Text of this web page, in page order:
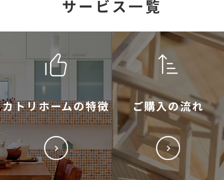
サービス一覧
カトリホームの特徴 ご購入の流れ